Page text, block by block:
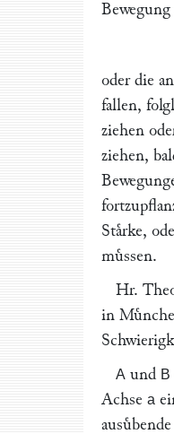
oder die
fallen,
ziehen
ziehen,
Staͤrke,
muͤssen.
Hr.
in
A und B
Achse a